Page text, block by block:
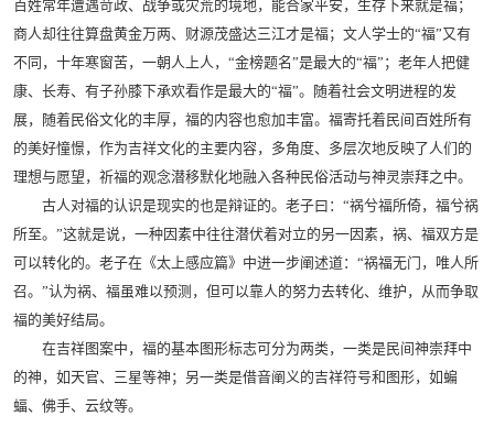
百姓常年遭遇苛政、战争或灾荒的境地，能合家平安，生存下来就是福；
商人却往往算盘黄金万两、财源茂盛达三江才是福；文人学士的“福”又有
不同，十年寒窗苦，一朝人上人，“金榜题名”是最大的“福”；老年人把健
康、长寿、有子孙膝下承欢看作是最大的“福”。随着社会文明进程的发
展，随着民俗文化的丰厚，福的内容也愈加丰富。福寄托着民间百姓所有
的美好憧憬，作为吉祥文化的主要内容，多角度、多层次地反映了人们的
理想与愿望，祈福的观念潜移默化地融入各种民俗活动与神灵崇拜之中。
古人对福的认识是现实的也是辩证的。老子曰：“祸兮福所倚，福兮祸
所至。”这就是说，一种因素中往往潜伏着对立的另一因素，祸、福双方是
可以转化的。老子在《太上感应篇》中进一步阐述道：“祸福无门，唯人所
召。”认为祸、福虽难以预测，但可以靠人的努力去转化、维护，从而争取
福的美好结局。
在吉祥图案中，福的基本图形标志可分为两类，一类是民间神崇拜中
的神，如天官、三星等神；另一类是借音阐义的吉祥符号和图形，如蝙
蝠、佛手、云纹等。